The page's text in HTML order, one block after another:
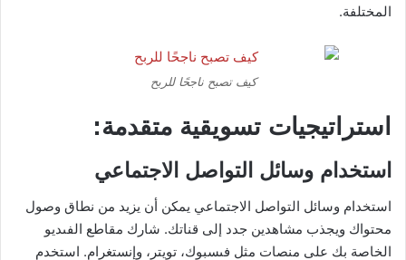
المختلفة.
كيف تصبح ناجحًا للربح
استراتيجيات تسويقية متقدمة:
استخدام وسائل التواصل الاجتماعي
استخدام وسائل التواصل الاجتماعي يمكن أن يزيد من نطاق وصول
محتواك ويجذب مشاهدين جدد إلى قناتك. شارك مقاطع الفىديو
الخاصة بك على منصات مثل فىسبوك، تويتر، وإنستغرام. استخدم